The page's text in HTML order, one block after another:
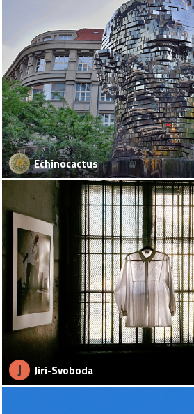
Echinocactus
J Jiri-Svoboda